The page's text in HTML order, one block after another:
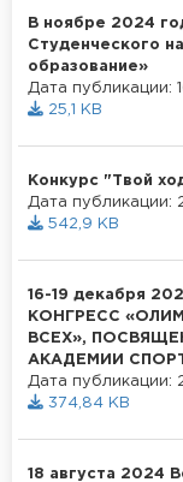
В ноябре 2024
Студенческого
образование»
Дата публикации:
25,1 KB
Конкурс "Твой
Дата публикации:
542,9 KB
16-19 декабря
КОНГРЕСС
ВСЕХ»,
АКАДЕМИИ
Дата публикации:
374,84 KB
18 августа 2024